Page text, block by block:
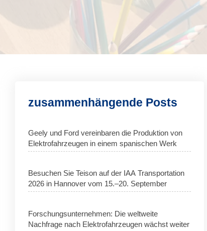
zusammenhängende Posts
Geely und Ford vereinbaren die Produktion von
Elektrofahrzeugen in einem spanischen Werk
Besuchen Sie Teison auf der IAA Transportation
2026 in Hannover vom 15.–20. September
Forschungsunternehmen: Die weltweite
Nachfrage nach Elektrofahrzeugen wächst weiter